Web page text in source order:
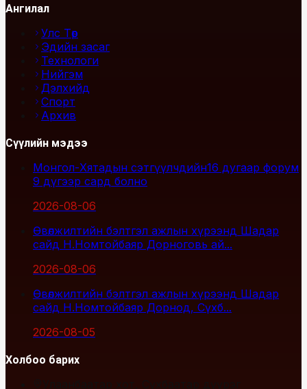
Ангилал
Улс Төр
Эдийн засаг
Технологи
Нийгэм
Дэлхийд
Спорт
Архив
Сүүлийн мэдээ
Монгол-Хятадын сэтгүүлчдийн16 дугаар форум
9 дүгээр сард болно
2026-08-06
Өвөлжилтийн бэлтгэл ажлын хүрээнд Шадар
сайд Н.Номтойбаяр Дорноговь ай...
2026-08-06
Өвөлжилтийн бэлтгэл ажлын хүрээнд Шадар
сайд Н.Номтойбаяр Дорнод, Сүхб...
2026-08-05
Холбоо барих